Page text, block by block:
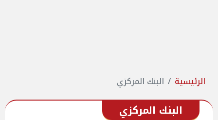
الرئيسية البنك المركزي
البنك المركزي